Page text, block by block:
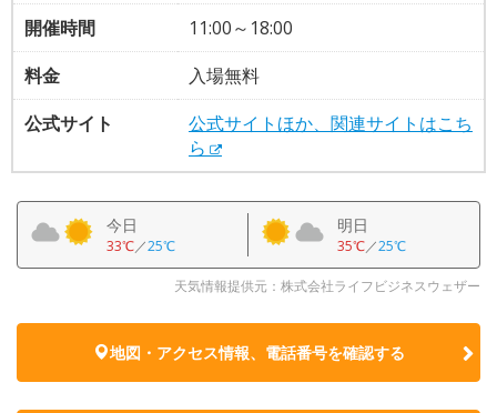
開催時間
11:00～18:00
料金
入場無料
公式サイト
公式サイトほか、関連サイトはこち
ら
今日
33℃／25℃
明日
35℃／25℃
天気情報提供元：株式会社ライフビジネスウェザー
地図・アクセス情報、電話番号を確認する